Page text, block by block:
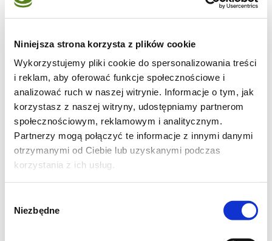
Niniejsza strona korzysta z plików cookie
Wykorzystujemy pliki cookie do spersonalizowania treści
i reklam, aby oferować funkcje społecznościowe i
analizować ruch w naszej witrynie. Informacje o tym, jak
korzystasz z naszej witryny, udostępniamy partnerom
społecznościowym, reklamowym i analitycznym.
Partnerzy mogą połączyć te informacje z innymi danymi
otrzymanymi od Ciebie lub uzyskanymi podczas
korzystania z ich usług.
zgody
Niezbędne
7 jajek
2 szklanki mąki
1 szklanka cukru
cukier waniliowy
2 łyżeczki proszku
łyżka oleju
Mak: